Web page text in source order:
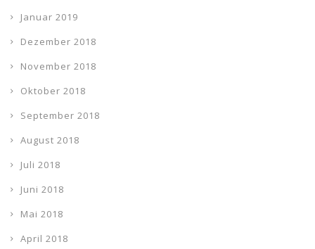
Januar 2019
Dezember 2018
November 2018
Oktober 2018
September 2018
August 2018
Juli 2018
Juni 2018
Mai 2018
April 2018